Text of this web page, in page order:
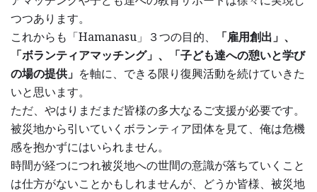
つつあります。
これからも「Hamanasu」３つの目的、
「雇用創出」、
「ボランティアマッチング」、「子ども達への憩いと学び
の場の提供」 を軸に、できる限り復興活動を続けていきた
いと思います。
ただ、やはりまだまだ皆様の多大なるご支援が必要です。
被災地から引いていくボランティア団体を見て、俺は危機
感を抱かずにはいられません。
時間が経つにつれ被災地への世間の意識が落ちていくこと
は仕方がないことかもしれませんが、どうか皆様、被災地